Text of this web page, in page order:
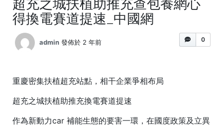
超充之城扶植助推充查包養網心
得換電賽道提速_中國網
0
admin 發佈於 2 年前
重慶密集扶植超充站點，相干企業爭相布局
超充之城扶植助推充換電賽道提速
作為新動力car 補能生態的要害一環，在國度政策及立異